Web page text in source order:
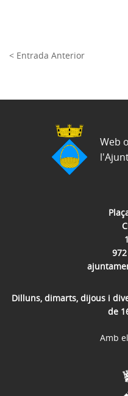
< Entrada Anterior
Dilluns, dimarts, dijous i
de
Web
Amb